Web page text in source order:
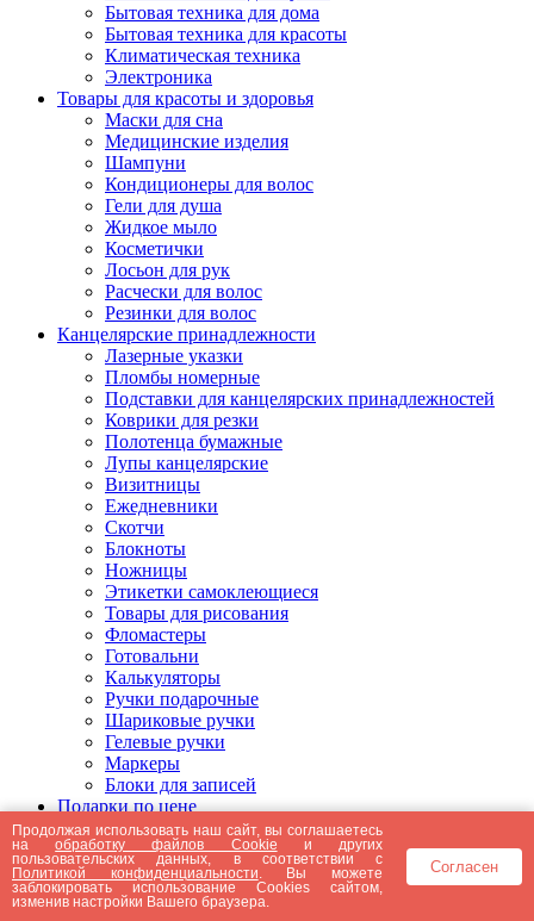
Бытовая техника для дома
Бытовая техника для красоты
Климатическая техника
Электроника
Товары для красоты и здоровья
Маски для сна
Медицинские изделия
Шампуни
Кондиционеры для волос
Гели для душа
Жидкое мыло
Косметички
Лосьон для рук
Расчески для волос
Резинки для волос
Канцелярские принадлежности
Лазерные указки
Пломбы номерные
Подставки для канцелярских принадлежностей
Коврики для резки
Полотенца бумажные
Лупы канцелярские
Визитницы
Ежедневники
Скотчи
Блокноты
Ножницы
Этикетки самоклеющиеся
Товары для рисования
Фломастеры
Готовальни
Калькуляторы
Ручки подарочные
Шариковые ручки
Гелевые ручки
Маркеры
Блоки для записей
Подарки по цене
Подарки от 5000 рублей
Подарки до 5000 рублей
Подарки до 3000 рублей
Подарки до 2000 рублей
Подарки до 1000 рублей
Продолжая использовать наш сайт, вы соглашаетесь
наобработку файлов Cookie и других
пользовательских данных, в соответствии с
Политикой конфиденциальности . Вы можете
заблокировать использование Cookies сайтом,
изменив настройки Вашего браузера.
Согласен